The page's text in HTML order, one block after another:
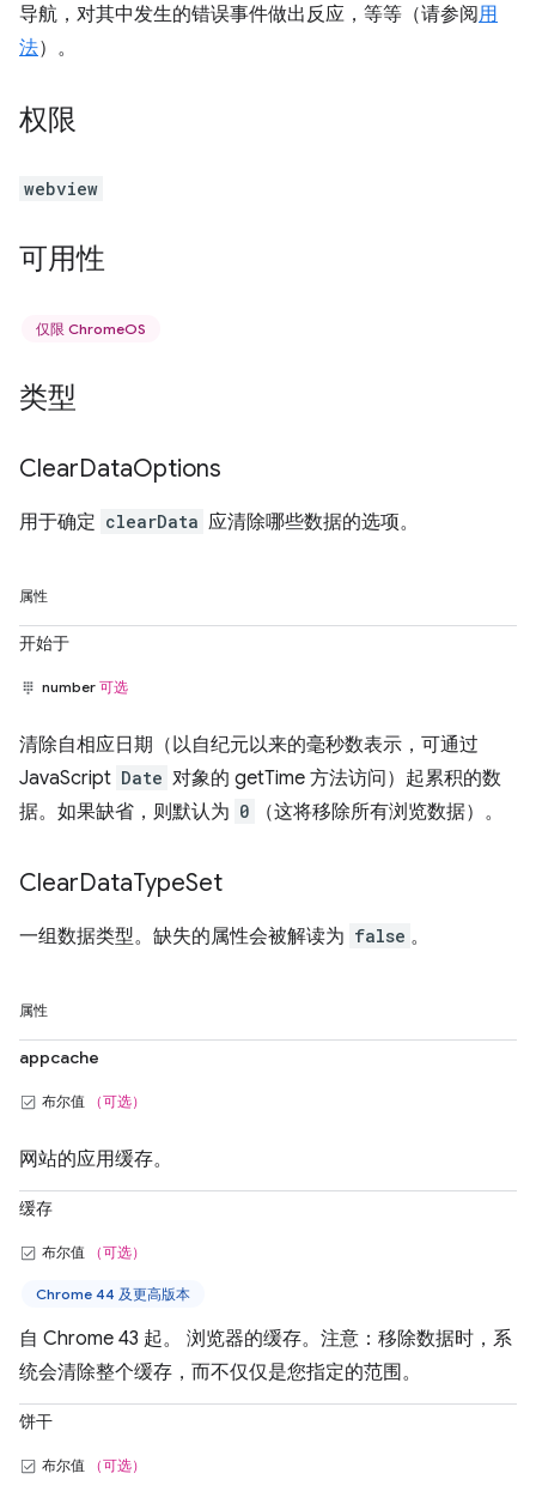
导航，对其中发生的错误事件做出反应，等等（请参阅用
法）。
权限
webview
可用性
仅限 ChromeOS
类型
ClearDataOptions
用于确定 clearData 应清除哪些数据的选项。
属性
开始于
number 可选
清除自相应日期（以自纪元以来的毫秒数表示，可通过
JavaScript Date 对象的 getTime 方法访问）起累积的数
据。如果缺省，则默认为 0 （这将移除所有浏览数据）。
ClearDataTypeSet
一组数据类型。缺失的属性会被解读为 false 。
属性
appcache
布尔值 （可选）
网站的应用缓存。
缓存
布尔值 （可选）
Chrome 44 及更高版本
自 Chrome 43 起。 浏览器的缓存。注意：移除数据时，系
统会清除整个缓存，而不仅仅是您指定的范围。
饼干
布尔值 （可选）